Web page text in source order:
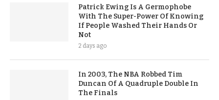
Patrick Ewing Is A Germophobe
With The Super-Power Of Knowing
If People Washed Their Hands Or
Not
2 days ago
In 2003, The NBA Robbed Tim
Duncan Of A Quadruple Double In
The Finals